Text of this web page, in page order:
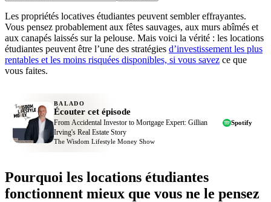
Les propriétés locatives étudiantes peuvent sembler effrayantes.
Vous pensez probablement aux fêtes sauvages, aux murs abîmés et
aux canapés laissés sur la pelouse. Mais voici la vérité : les locations
étudiantes peuvent être l’une des stratégies d’investissement les plus
rentables et les moins risquées disponibles, si vous savez ce que
vous faites.
BALADO
Écouter cet épisode
From Accidental Investor to Mortgage Expert: Gillian
Irving's Real Estate Story
The Wisdom Lifestyle Money Show
Spotify
Pourquoi les locations étudiantes
fonctionnent mieux que vous ne le pensez